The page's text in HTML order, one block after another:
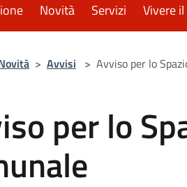
Novità Servizi Vivere
> Avvisi > Avviso per lo
per lo